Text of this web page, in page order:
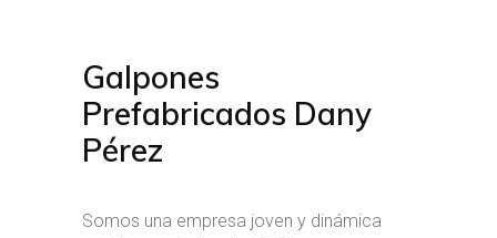
Galpones
Prefabricados Dany
Pérez
Somos una empresa joven y dinámica